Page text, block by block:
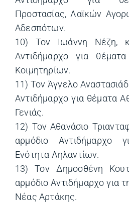
Προστασίας, Λαϊκών
Αδεσπότων.
10) Τον Ιωάννη Νέζη,
Αντιδήμαρχο για
Κοιμητηρίων.
11) Τον Άγγελο
Αντιδήμαρχο για θέματα
Γενιάς.
12) Τον Αθανάσιο
αρμόδιο Αντιδήμαρχο
Ενότητα Ληλαντίων.
13) Τον Δημοσθένη
αρμόδιο Αντιδήμαρχο για
Νέας Αρτάκης.